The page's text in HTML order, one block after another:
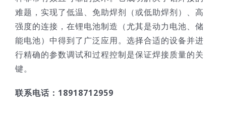
难题，实现了低温、免助焊剂（或低助焊剂）、高
强度的连接，在锂电池制造（尤其是动力电池、储
能电池）中得到了广泛应用。选择合适的设备并进
行精确的参数调试和过程控制是保证焊接质量的关
键。
联系电话：18918712959